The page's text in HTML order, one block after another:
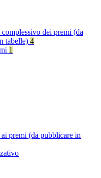
dei premi (da
tabelle) 4
1
premi (da pubblicare in